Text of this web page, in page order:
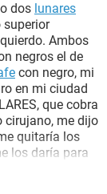
dos lunares
superior
Ambos
negros el de
con negro, mi
en mi ciudad
que cobra
cirujano, me dijo
quitaría los
los daría para